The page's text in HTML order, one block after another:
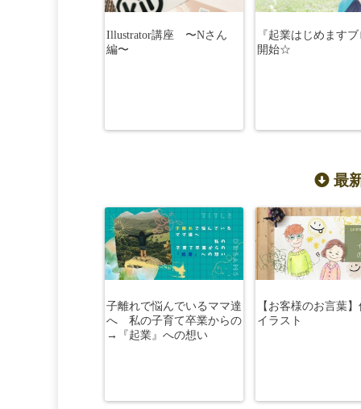
Illustrator講座 〜Nさん
編〜
『起業はじめます
開始☆
最
子離れで悩んでいるママ達
へ 私の子育て卒業からの
→『起業』への想い
【お客様のお言葉
イラスト